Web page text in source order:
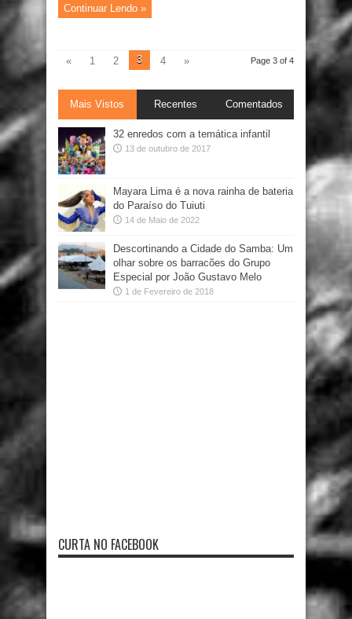
Continuar Lendo »
Page 3 of 4
« 1 2 3 4 »
Mais Vistos Recentes Comentados
32 enredos com a temática infantil
13 de outubro de 2017
Mayara Lima é a nova rainha de bateria
do Paraíso do Tuiuti
14 de Maio de 2022
Descortinando a Cidade do Samba: Um
olhar sobre os barracões do Grupo
Especial por João Gustavo Melo
1 de Fevereiro de 2018
CURTA NO FACEBOOK